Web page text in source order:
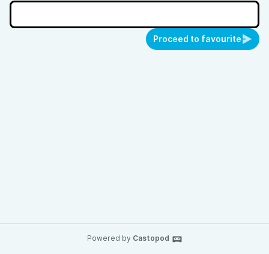
Proceed to favourite
Powered by Castopod